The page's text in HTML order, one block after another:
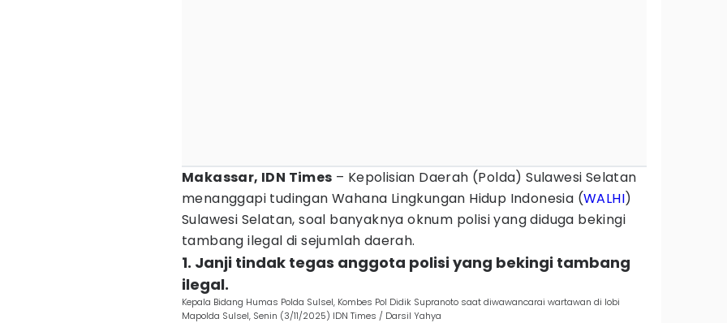
Makassar, IDN Times – Kepolisian Daerah (Polda) Sulawesi Selatan
menanggapi tudingan Wahana Lingkungan Hidup Indonesia (WALHI)
Sulawesi Selatan, soal banyaknya oknum polisi yang diduga bekingi
tambang ilegal di sejumlah daerah.
1. Janji tindak tegas anggota polisi yang bekingi tambang
ilegal.
Kepala Bidang Humas Polda Sulsel, Kombes Pol Didik Supranoto saat diwawancarai wartawan di lobi
Mapolda Sulsel, Senin (3/11/2025) IDN Times / Darsil Yahya